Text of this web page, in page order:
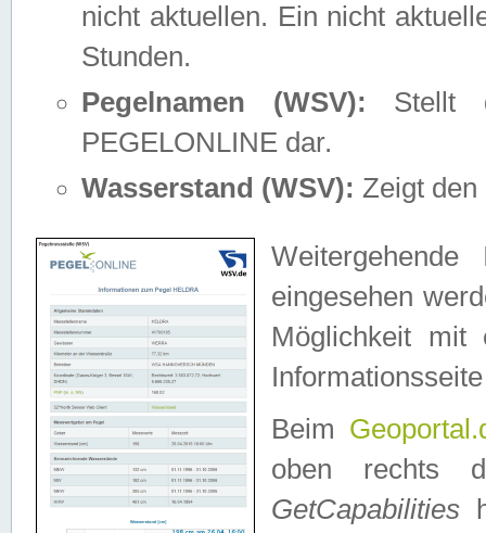
nicht aktuellen. Ein nicht
Stunden.
Pegelnamen (WSV): Stellt
PEGELONLINE dar.
Wasserstand (WSV): Zeigt den
eingesehen
Möglichkeit mit
Beim
oben rechts
GetCapabilities